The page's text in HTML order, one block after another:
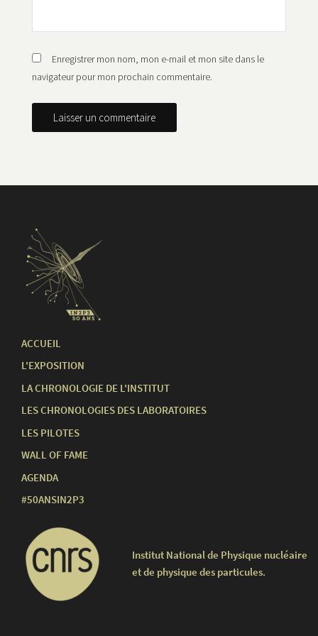
Enregistrer mon nom, mon e-mail et mon site dans le
navigateur pour mon prochain commentaire.
ACCUEIL
L'EXPOSITION
LA CHRONOLOGIE DE L'INSTITUT
LES CHRONOLOGIES DES LABORATOIRES
LES PILOTES
WALL OF FAME
AGENDA
#50ANSIN2P3
Institut National de Physique nucléaire
et de physique des particules.